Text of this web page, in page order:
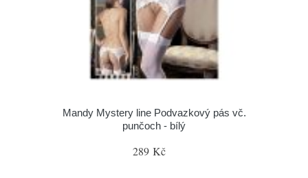
Mandy Mystery line Podvazkový pás vč.
punčoch - bílý
289 Kč